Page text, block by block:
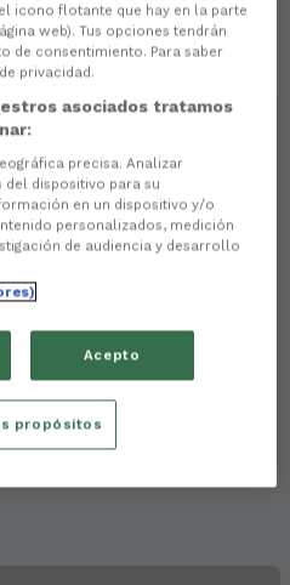
23
icono flotante que hay en la parte
web). Tus opciones tendrán
de consentimiento. Para saber
privacidad.
asociados tratamos
precisa. Analizar
dispositivo para su
en un dispositivo y/o
personalizados, medición
de audiencia y desarrollo
Acepto
propósitos